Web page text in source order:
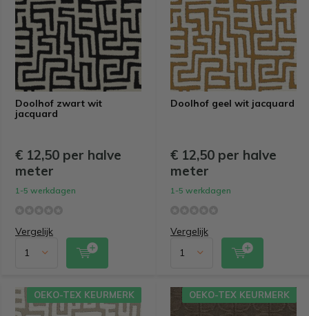
Doolhof zwart wit
jacquard
€ 12,50 per halve
meter
1-5 werkdagen
Vergelijk
Doolhof geel wit jacquard
€ 12,50 per halve
meter
1-5 werkdagen
Vergelijk
OEKO-TEX KEURMERK OEKO-TEX KEURMERK